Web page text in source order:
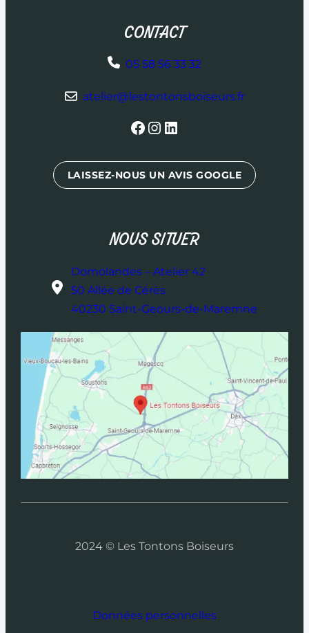
CONTACT
05 58 56 33 32
atelier@lestontonsboiseurs.fr
Facebook Instagram LinkedIn
LAISSEZ-NOUS UN AVIS GOOGLE
NOUS SITUER
Domolandes – Atelier 42
50 Allée de Cérès
40230 Saint-Geours-de-Maremne
2024 © Les Tontons Boiseurs
Données personnelles